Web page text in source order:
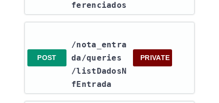
ferenciados
POST
/nota_entra
da​/queries​
/listDadosN
fEntrada
PRIVATE